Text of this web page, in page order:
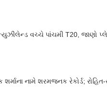
વચ્ચે પાંચમી T20, જાણો
નામે શરમજનક રેકોર્ડ;